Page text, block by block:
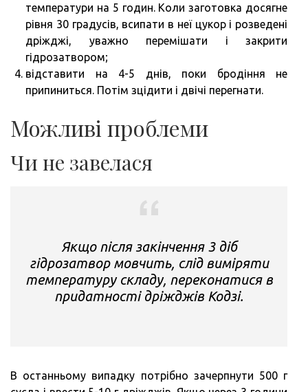
температури на 5 годин. Коли заготовка досягне
рівня 30 градусів, всипати в неї цукор і розведені
дріжджі, уважно перемішати і закрити
гідрозатвором;
відставити на 4-5 днів, поки бродіння не
припиниться. Потім зцідити і двічі перегнати.
Можливі проблеми
Чи не завелася
Якщо після закінчення 3 діб
гідрозатвор мовчить, слід виміряти
температуру складу, переконатися в
придатності дріжджів Кодзі.
В останньому випадку потрібно зачерпнути 500 г